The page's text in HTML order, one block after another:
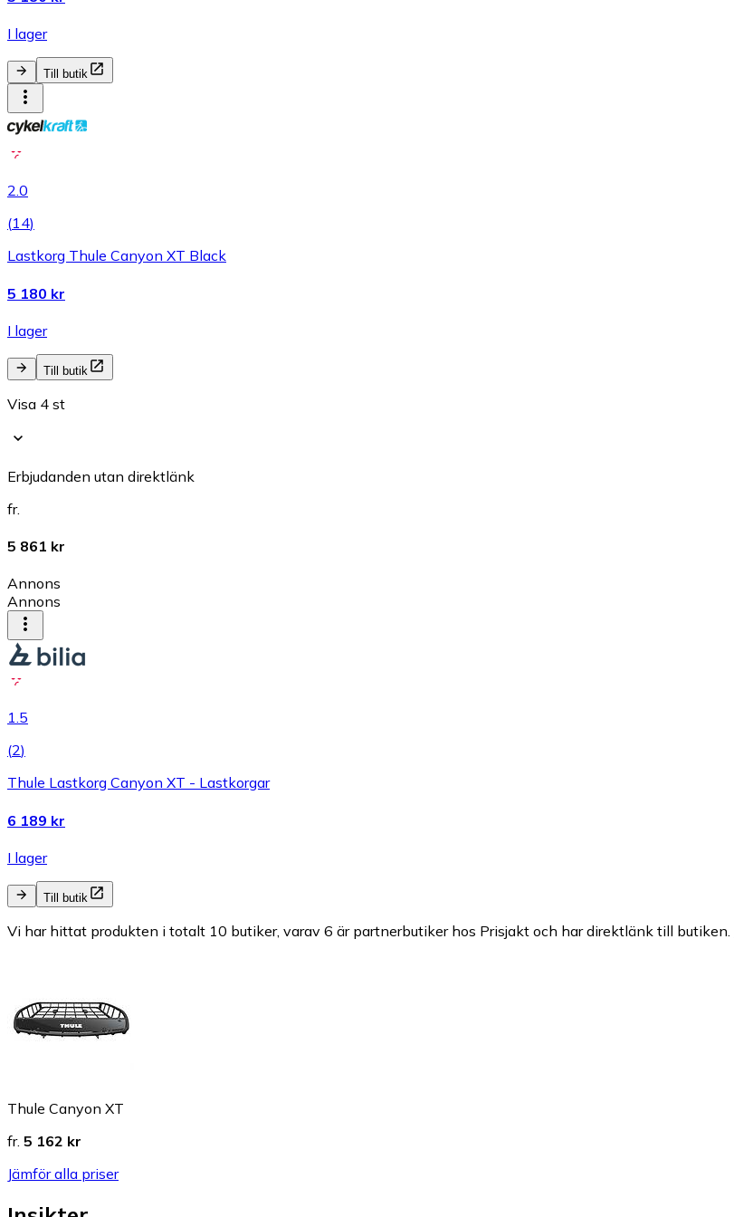
I lager
Till butik
2.0
(14)
Lastkorg Thule Canyon XT Black
5 180 kr
I lager
Till butik
Visa 4 st
Erbjudanden utan direktlänk
fr.
5 861 kr
Annons
Annons
1.5
(2)
Thule Lastkorg Canyon XT - Lastkorgar
6 189 kr
I lager
Till butik
Vi har hittat produkten i totalt 10 butiker, varav 6 är partnerbutiker hos Prisjakt och har direktlänk till butiken.
Thule Canyon XT
fr. 5 162 kr
Jämför alla priser